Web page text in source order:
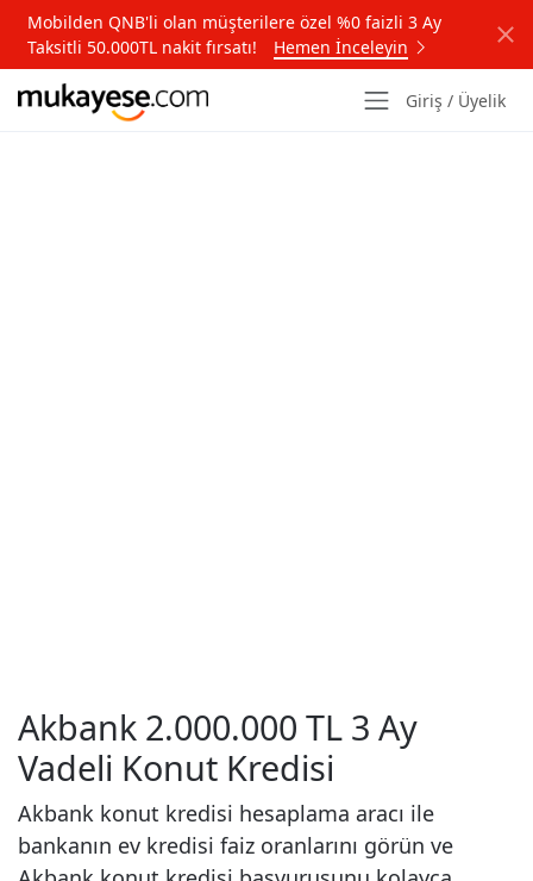
Mobilden QNB'li olan müşterilere özel %0 faizli 3 Ay
Taksitli 50.000TL nakit fırsatı!
Hemen İnceleyin
Giriş / Üyelik
Akbank 2.000.000 TL 3 Ay
Vadeli Konut Kredisi
Akbank konut kredisi hesaplama aracı ile
bankanın ev kredisi faiz oranlarını görün ve